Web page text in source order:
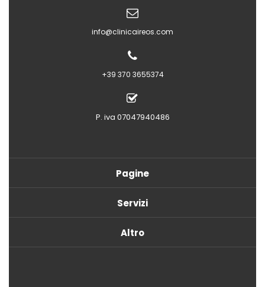
info@clinicaireos.com
+39 370 3655374
P. iva 07047940486
Pagine
Servizi
Altro